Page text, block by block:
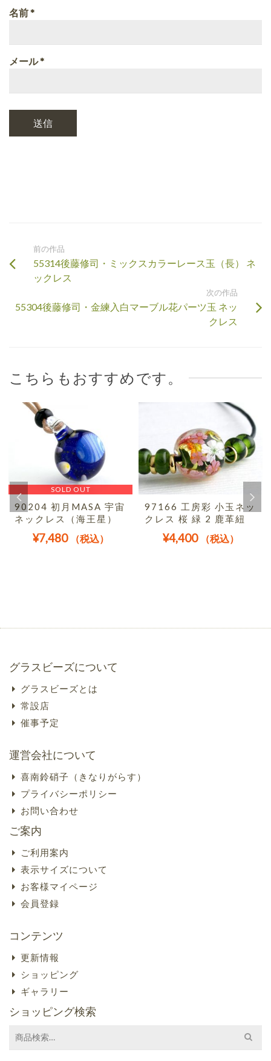
名前*
メール*
前の作品
55314後藤修司・ミックスカラーレース玉（長） ネ
ックレス
次の作品
55304後藤修司・金練入白マーブル花パーツ玉 ネッ
クレス
こちらもおすすめです。
SOLD OUT
90204 初月MASA 宇宙
ネックレス（海王星）
¥7,480 （税込）
97166 工房彩 小玉ネッ
クレス 桜 緑 2 鹿革紐
¥4,400 （税込）
グラスビーズについて
グラスビーズとは
常設店
催事予定
運営会社について
喜南鈴硝子（きなりがらす）
プライバシーポリシー
お問い合わせ
ご案内
ご利用案内
表示サイズについて
お客様マイページ
会員登録
コンテンツ
更新情報
ショッピング
ギャラリー
ショッピング検索
Search